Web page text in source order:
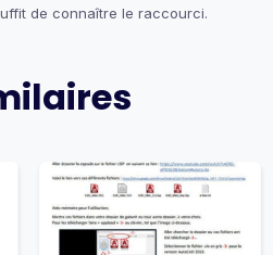
de connaître le raccourci.